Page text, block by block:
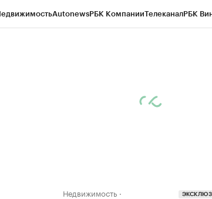
AutonewsРБК КомпанииТелеканалРБК
Недвижимость